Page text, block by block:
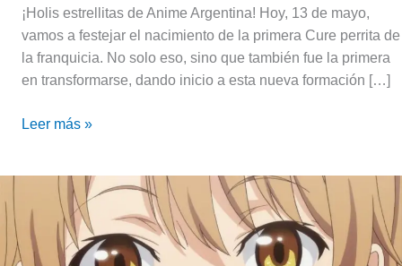
¡Holis estrellitas de Anime Argentina! Hoy, 13 de mayo,
vamos a festejar el nacimiento de la primera Cure perrita de
la franquicia. No solo eso, sino que también fue la primera
en transformarse, dando inicio a esta nueva formación […]
Leer más »
broma,
pero…
Si